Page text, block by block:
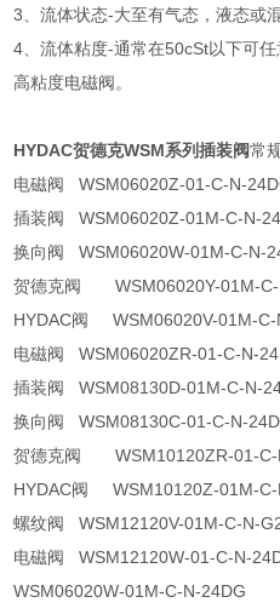
3、流体状态-大至有气态，液态或
4、流体粘度-通常在50cSt以下可
高粘度电磁阀。
HYDAC贺德克WSM系列插装阀常
电磁阀 WSM06020Z-01-C-N-
插装阀 WSM06020Z-01M-C-N-
换向阀 WSM06020W-01M-C-N-
贺德克阀 WSM06020Y-01M-C-
HYDAC阀 WSM06020V-01M-C-
电磁阀 WSM06020ZR-01-C-N-
插装阀 WSM08130D-01M-C-N-
换向阀 WSM08130C-01-C-N-
贺德克阀 WSM10120ZR-01-C-
HYDAC阀 WSM10120Z-01M-C-
螺纹阀 WSM12120V-01M-C-N-
电磁阀 WSM12120W-01-C-N-
WSM06020W-01M-C-N-24DG